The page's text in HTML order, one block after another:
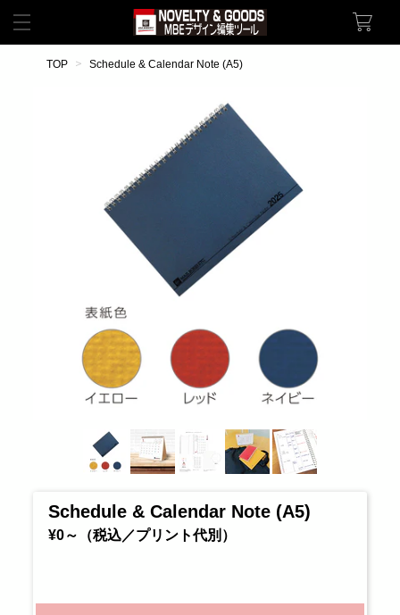
TOP Schedule & Calendar Note (A5)
Schedule & Calendar Note (A5)
¥0～（税込／プリント代別）